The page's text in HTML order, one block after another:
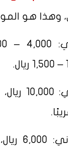
وهذا هو
• سائق
• سائق